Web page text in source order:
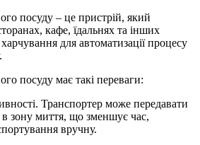
посуду – це пристрій, який
кафе, їдальнях та інших
для автоматизації процесу
посуду має такі переваги:
Транспортер може передавати
в зону миття, що зменшує час,
вручну.